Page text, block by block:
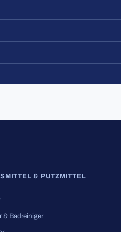
& PUTZMITTEL
& Badreiniger